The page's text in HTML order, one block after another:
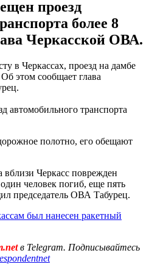
проезд
более 8
Черкасской ОВА.
в Черкассах, проезд на дамбе
этом сообщает глава
автомобильного транспорта
полотно, его обещают
вблизи Черкасс поврежден
человек погиб, еще пять
председатель ОВА Табурец.
был нанесен ракетный
в Telegram. Подписывайтесь